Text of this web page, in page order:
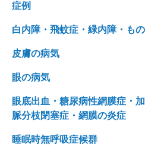
症例
白内障・飛蚊症・緑内障・も
皮膚の病気
眼の病気
眼底出血・糖尿病性網膜症・
脈分枝閉塞症・網膜の炎症
睡眠時無呼吸症候群